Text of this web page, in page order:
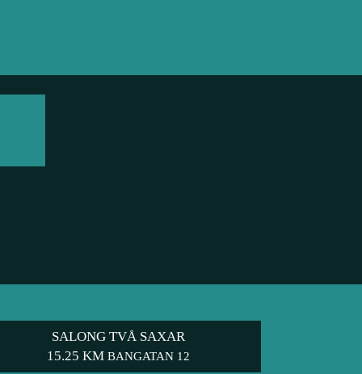
SALONG TVÅ SAXAR
15.25 KM BANGATAN 12